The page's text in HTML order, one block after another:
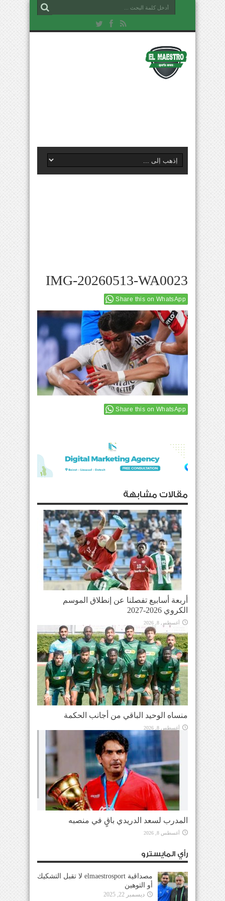
IMG-20260513-WA0023
Share this on WhatsApp
Share this on WhatsApp
مقالات مشابهة
أربعة أسابيع تفصلنا عن إنطلاق الموسم
الكروي 2026-2027
أغسطس 8, 2026
منساه الوحيد الباقي من أجانب الحكمة
أغسطس 8, 2026
المدرب لسعد الدريدي باقٍ في منصبه
أغسطس 8, 2026
رأي المايسترو
مصداقية elmaestrosport لا تقبل التشكيك
أو التوهين
ديسمبر 22, 2025